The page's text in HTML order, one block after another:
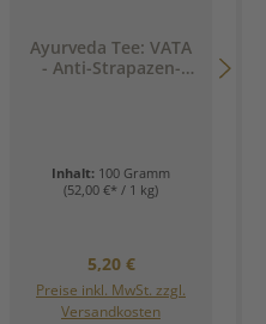
Ayurveda Tee: VATA
- Anti-Strapazen-
Inhalt: 100 Gramm
(52,00 €* / 1 kg)
Regulärer Preis:
5,20 €
Preise inkl. MwSt. zzgl.
Versandkosten